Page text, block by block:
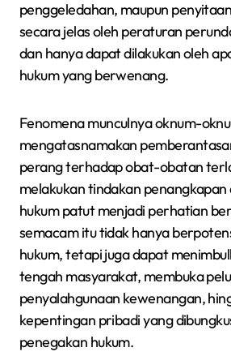
penggeledahan, maupun
secara jelas oleh peraturan
dan hanya dapat dilakukan oleh
hukum yang berwenang.
Fenomena munculnya oknum-
mengatasnamakan
perang terhadap obat-obatan
melakukan tindakan
hukum patut menjadi perhatian
semacam itu tidak hanya
hukum, tetapi juga dapat
tengah masyarakat, membuka
penyalahgunaan kewenangan,
kepentingan pribadi yang
penegakan hukum.